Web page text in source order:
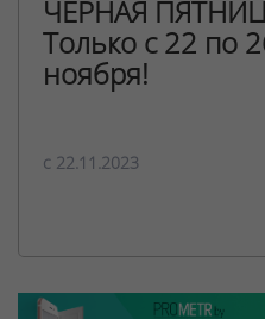
ЧЕРНАЯ
Только с 22 по
ноября!
c 22.11.2023